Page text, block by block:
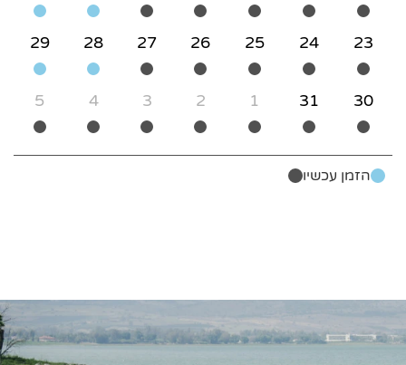
29 28 27 26 25 24 23
5 4 3 2 1 31 30
הזמן עכשיו